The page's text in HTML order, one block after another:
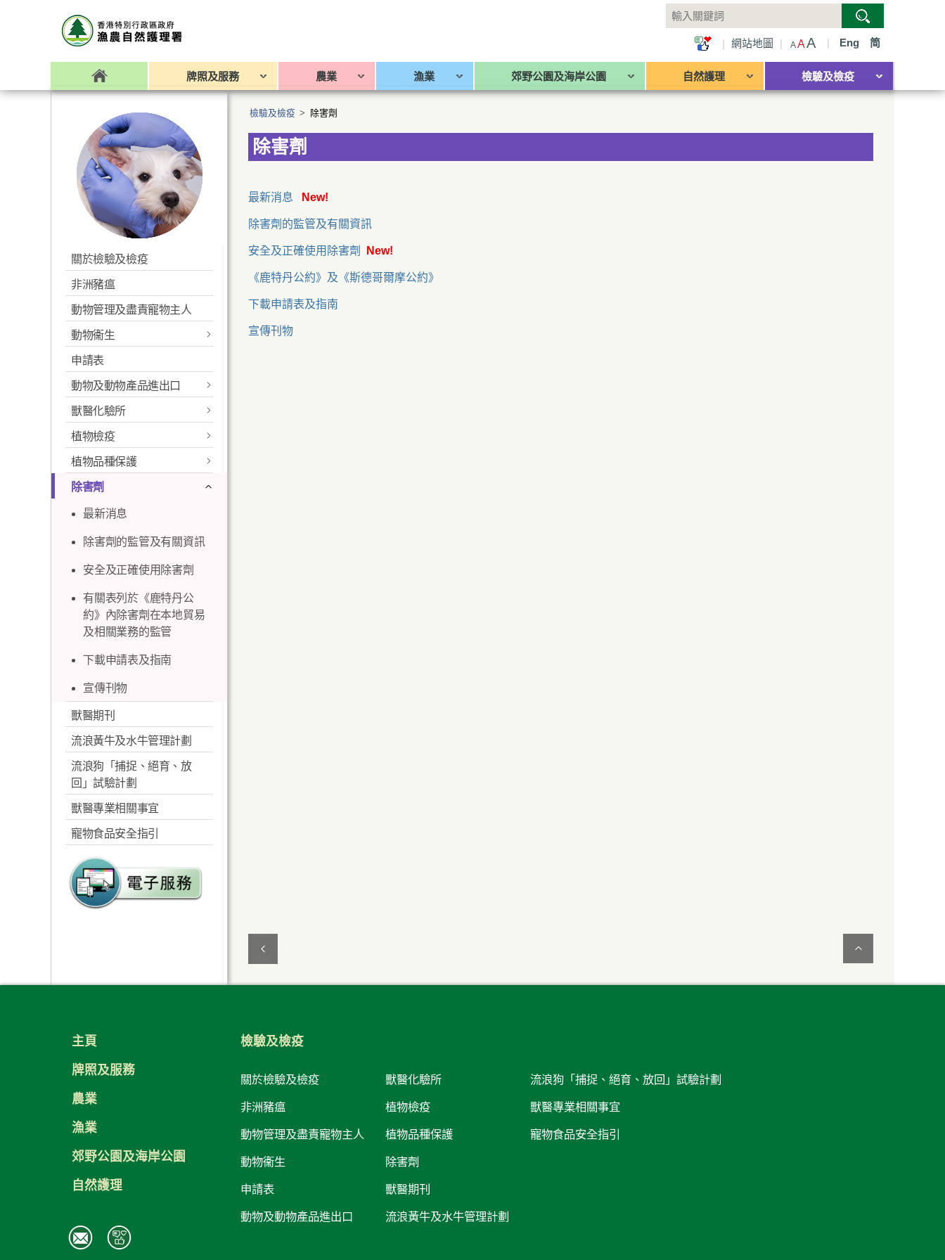
| 網站地圖 | AAA | Eng 简
牌照及服務 農業 漁業 郊野公園及海岸公園 自然護理 檢驗及檢疫
關於檢驗及檢疫
非洲豬瘟
動物管理及盡責寵物主人
動物衞生
進口種豬
預防口蹄病
禽流感衞生資訊
抗菌素耐藥性
抗菌素耐藥性監察
教育物品
教育動畫
本地食用動物農場
正確使用抗菌素實
務守則
本地食用動物農場
的抗菌素耐藥性統
「共同一起應對 抗
展覽
相關連結
「不要餵飼野鴿」教育活
動
飼養禽畜牌照
其他連結
申請表
動物及動物產品進出口
進口動物及禽鳥
進口雀鳥及家禽
類及其他寵物
進口馬及馬科動物
進口種豬
特別許可證費用
進口動物屍體及動
出口動物及動物產品
動物健康證書
領回抵港動物（香港國際
機場）
準備工作
預先查核文件服務
抵港
領回
重要資料
相關網頁連結
檢疫偵緝犬
簡介
使命
目的
篩選狗隻
訓練
公眾合作
舉報非法進口動物
獸醫化驗所
我們的角色
聯絡資料及地圖
通訊 - 疾病報告
動物疾病報告
魚病
植物檢疫
植物檢疫
植物進口及出口
木質包裝材料
《 進口管制簡介 》小冊子
(PDF格式)
《 植物病蟲害的進口管制
刊物
植物品種保護
植物品種保護申請
《植物品種保護資料簡
介》小冊子(PDF格式)
根據第490章《植物品種保
護條例》發給並有效的植
物品種權利授權證
根據第490章《植物品種保
護條例》提出的植物品種
權利授權證新申請
下載申請表及指南
除害劑
最新消息
除害劑的監管及有關資訊
安全及正確使用除害劑
有關表列於《鹿特丹公
約》內除害劑在本地貿易
及相關業務的監管
下載申請表及指南
宣傳刊物
獸醫期刊
流浪黃牛及水牛管理計劃
流浪狗「捕捉、絕育、放
回」試驗計劃
獸醫專業相關事宜
寵物食品安全指引
檢驗及檢疫 > 除害劑
除害劑
最新消息 New!
除害劑的監管及有關資訊
安全及正確使用除害劑 New!
《鹿特丹公約》及《斯德哥爾摩公約》
下載申請表及指南
宣傳刊物
主頁
牌照及服務
農業
漁業
郊野公園及海岸公園
自然護理
檢驗及檢疫
關於檢驗及檢疫
非洲豬瘟
動物管理及盡責寵物主人
動物衞生
申請表
動物及動物產品進出口
獸醫化驗所
植物檢疫
植物品種保護
除害劑
獸醫期刊
流浪黃牛及水牛管理計劃
流浪狗「捕捉、絕育、放回」試驗計劃
獸醫專業相關事宜
寵物食品安全指引